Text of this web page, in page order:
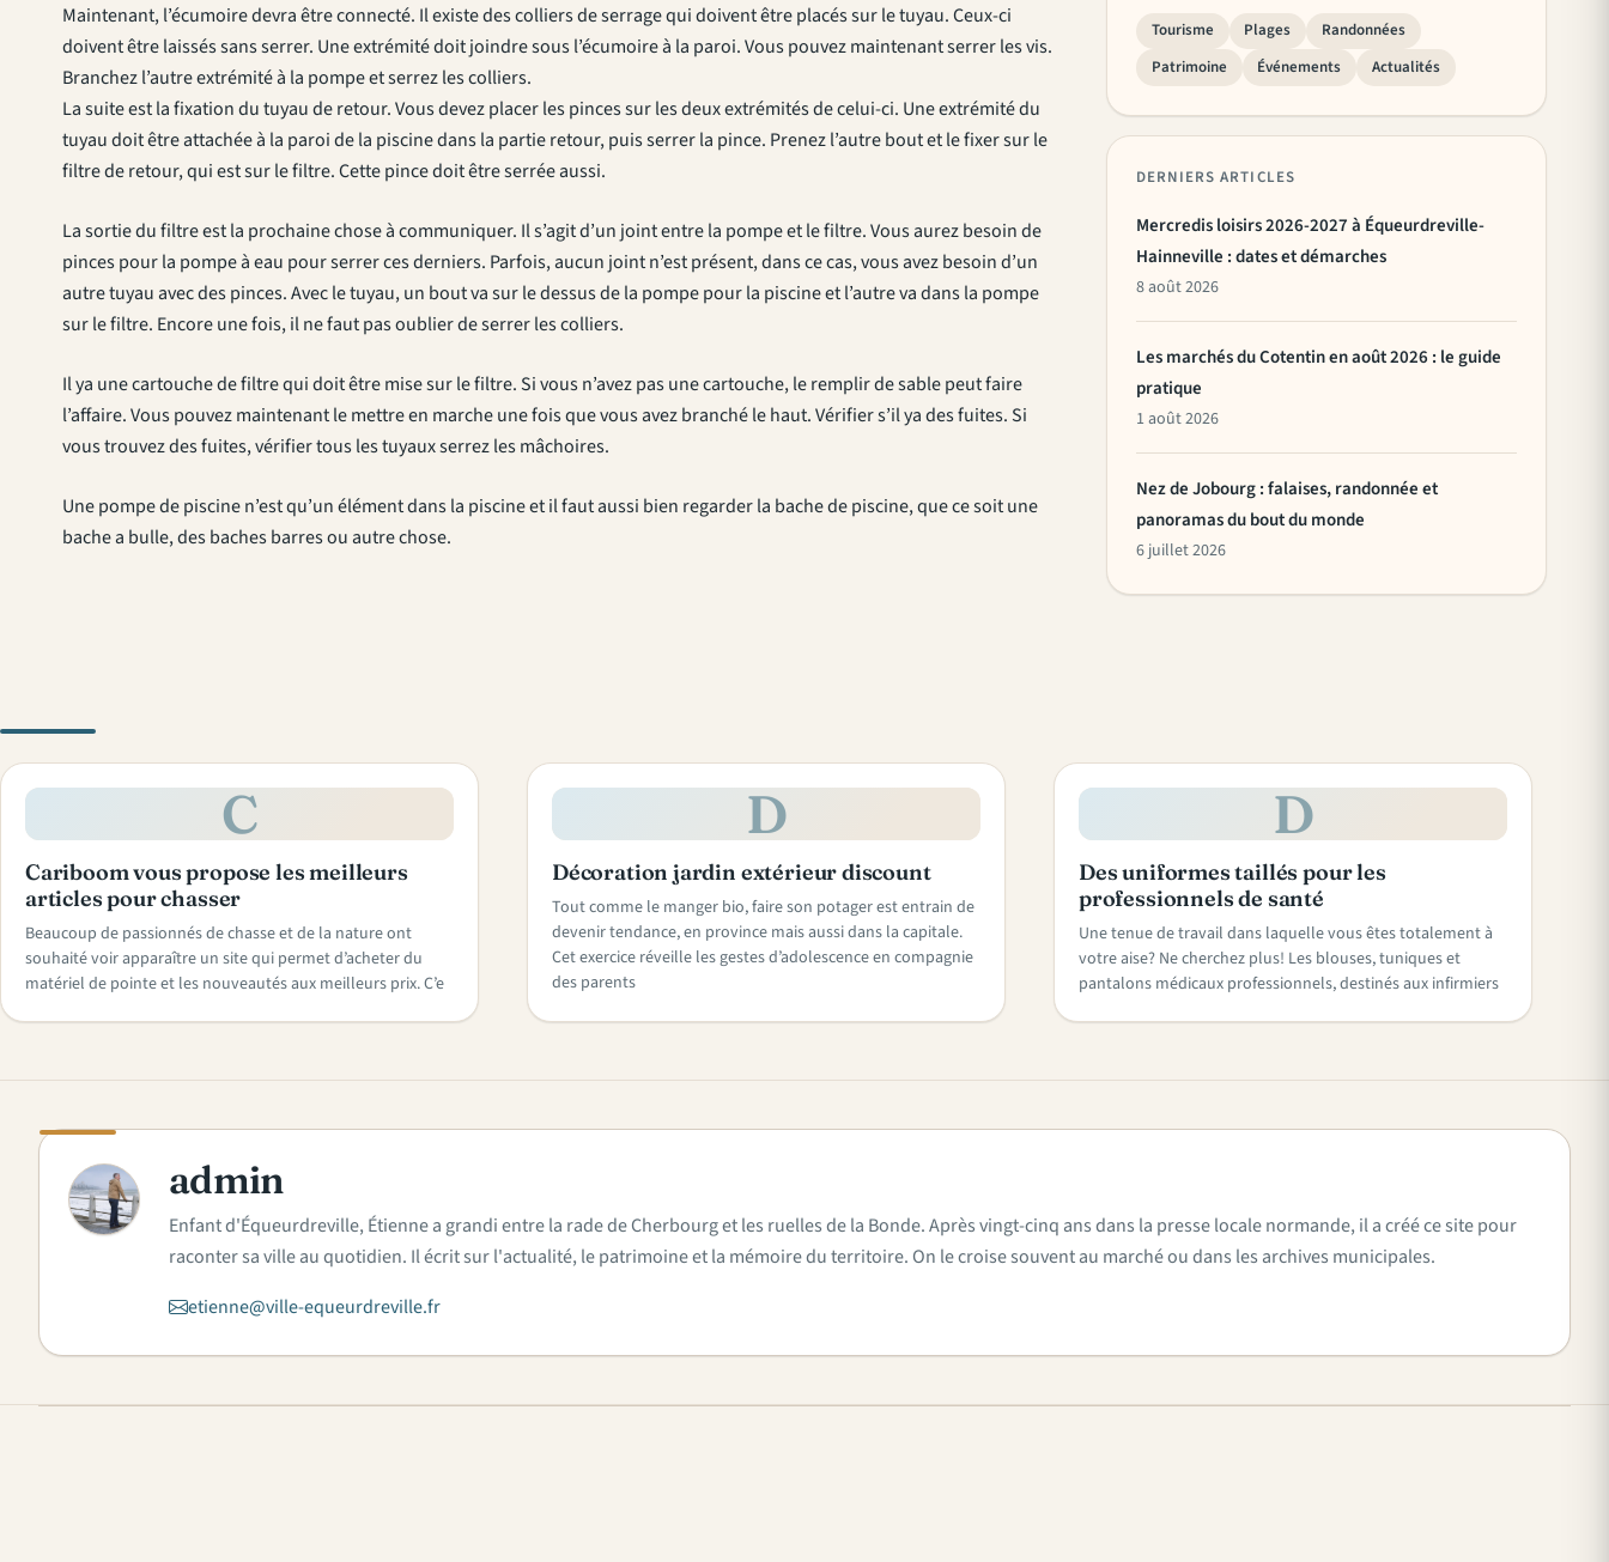
Maintenant, l’écumoire devra être connecté. Il existe des colliers de serrage qui doivent être placés sur le tuyau. Ceux-ci
doivent être laissés sans serrer. Une extrémité doit joindre sous l’écumoire à la paroi. Vous pouvez maintenant serrer les vis.
Branchez l’autre extrémité à la pompe et serrez les colliers.
La suite est la fixation du tuyau de retour. Vous devez placer les pinces sur les deux extrémités de celui-ci. Une extrémité du
tuyau doit être attachée à la paroi de la piscine dans la partie retour, puis serrer la pince. Prenez l’autre bout et le fixer sur le
filtre de retour, qui est sur le filtre. Cette pince doit être serrée aussi.
La sortie du filtre est la prochaine chose à communiquer. Il s’agit d’un joint entre la pompe et le filtre. Vous aurez besoin de
pinces pour la pompe à eau pour serrer ces derniers. Parfois, aucun joint n’est présent, dans ce cas, vous avez besoin d’un
autre tuyau avec des pinces. Avec le tuyau, un bout va sur le dessus de la pompe pour la piscine et l’autre va dans la pompe
sur le filtre. Encore une fois, il ne faut pas oublier de serrer les colliers.
Il ya une cartouche de filtre qui doit être mise sur le filtre. Si vous n’avez pas une cartouche, le remplir de sable peut faire
l’affaire. Vous pouvez maintenant le mettre en marche une fois que vous avez branché le haut. Vérifier s’il ya des fuites. Si
vous trouvez des fuites, vérifier tous les tuyaux serrez les mâchoires.
Une pompe de piscine n’est qu’un élément dans la piscine et il faut aussi bien regarder la bache de piscine, que ce soit une
bache a bulle, des baches barres ou autre chose.
Tourisme Plages
Randonnées
Patrimoine
Événements Actualités
DERNIERS ARTICLES
Mercredis loisirs 2026-2027 à Équeurdreville-
Hainneville : dates et démarches
8 août 2026
Les marchés du Cotentin en août 2026 : le guide
pratique
1 août 2026
Nez de Jobourg : falaises, randonnée et
panoramas du bout du monde
6 juillet 2026
C
Cariboom vous propose les meilleurs
articles pour chasser
Beaucoup de passionnés de chasse et de la nature ont
souhaité voir apparaître un site qui permet d’acheter du
matériel de pointe et les nouveautés aux meilleurs prix. C’e
D
Décoration jardin extérieur discount
Tout comme le manger bio, faire son potager est entrain de
devenir tendance, en province mais aussi dans la capitale.
Cet exercice réveille les gestes d’adolescence en compagnie
des parents
D
Des uniformes taillés pour les
professionnels de santé
Une tenue de travail dans laquelle vous êtes totalement à
votre aise? Ne cherchez plus! Les blouses, tuniques et
pantalons médicaux professionnels, destinés aux infirmiers
A admin
Enfant d'Équeurdreville, Étienne a grandi entre la rade de Cherbourg et les ruelles de la Bonde. Après vingt-cinq ans dans la presse locale normande, il a créé ce site pour
raconter sa ville au quotidien. Il écrit sur l'actualité, le patrimoine et la mémoire du territoire. On le croise souvent au marché ou dans les archives municipales.
etienne@ville-equeurdreville.fr